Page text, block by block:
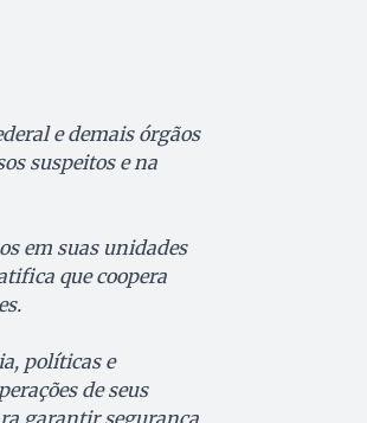
e demais órgãos
suspeitos e na
em suas unidades
que coopera
políticas e
de seus
garantir segurança